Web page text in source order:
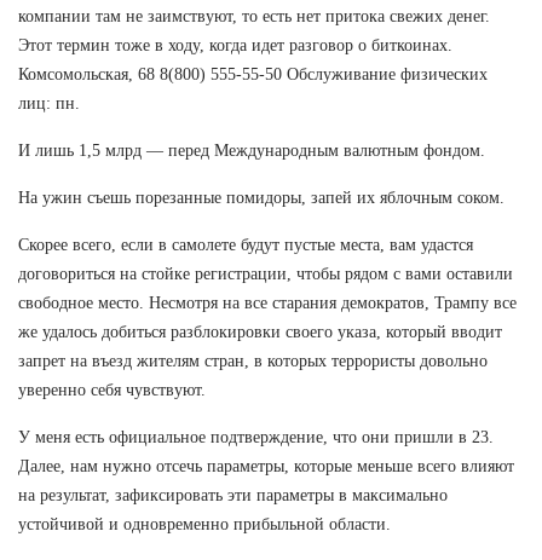
компании там не заимствуют, то есть нет притока свежих денег.
Этот термин тоже в ходу, когда идет разговор о биткоинах.
Комсомольская, 68 8(800) 555-55-50 Обслуживание физических
лиц: пн.
И лишь 1,5 млрд — перед Международным валютным фондом.
На ужин съешь порезанные помидоры, запей их яблочным соком.
Скорее всего, если в самолете будут пустые места, вам удастся
договориться на стойке регистрации, чтобы рядом с вами оставили
свободное место. Несмотря на все старания демократов, Трампу все
же удалось добиться разблокировки своего указа, который вводит
запрет на въезд жителям стран, в которых террористы довольно
уверенно себя чувствуют.
У меня есть официальное подтверждение, что они пришли в 23.
Далее, нам нужно отсечь параметры, которые меньше всего влияют
на результат, зафиксировать эти параметры в максимально
устойчивой и одновременно прибыльной области.